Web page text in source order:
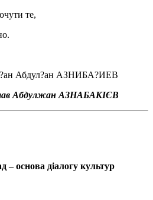
те,
Абдул?ан АЗНИБА?ИЕВ
Абдулжан АЗНАБАКІЄВ
– основа діалогу культур